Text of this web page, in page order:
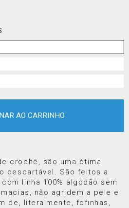
AO CARRINHO
crochê, são uma ótima
descartável. São feitos a
linha 100% algodão sem
não agridem a pele e
de, literalmente, fofinhas,